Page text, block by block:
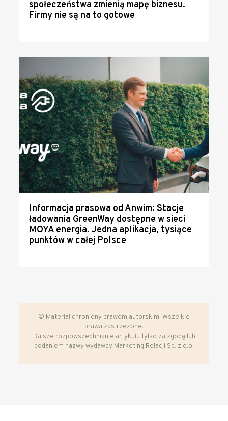
społeczeństwa zmienią mapę biznesu.
Firmy nie są na to gotowe
Informacja prasowa od Anwim: Stacje
ładowania GreenWay dostępne w sieci
MOYA energia. Jedna aplikacja, tysiące
punktów w całej Polsce
© Materiał chroniony prawem autorskim. Wszelkie
prawa zastrzeżone.
Dalsze rozpowszechnianie artykułu tylko za zgodą lub
podaniem nazwy wydawcy Marketing Relacji Sp. z o.o.